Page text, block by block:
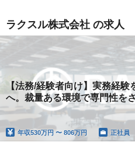
ラクスル株式会社 の求人
【法務/経験者向け】実務経
へ。裁量ある環境で専門性を
年収530万円 〜 806万円 正社員